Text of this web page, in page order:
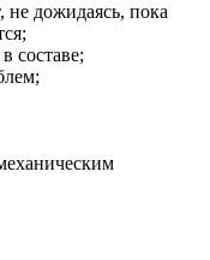
дожидаясь, пока
составе;